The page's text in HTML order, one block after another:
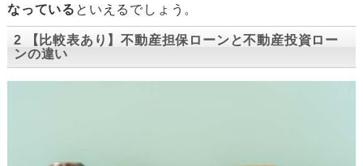
なっている といえるでしょう。
2 【比較表あり】不動産担保ローンと不動産投資ロー
ンの違い